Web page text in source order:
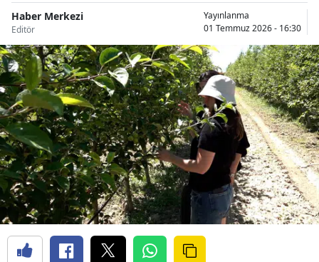
Haber Merkezi
Editör
Yayınlanma
01 Temmuz 2026 - 16:30